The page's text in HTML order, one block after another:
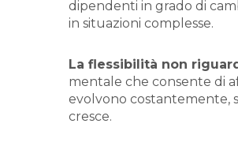
dipendenti in grado di
in situazioni complesse.
La flessibilità non
mentale che consente di
evolvono costantemente,
cresce.